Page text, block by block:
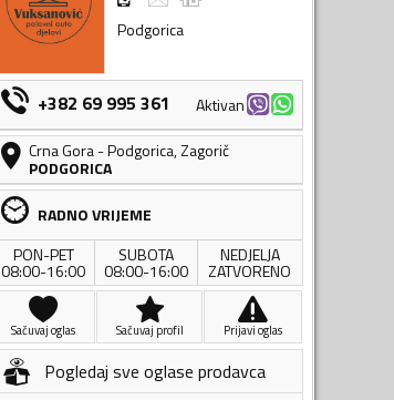
Podgorica
+382 69 995 361
Aktivan
Crna Gora-Podgorica,Zagorič
PODGORICA
RADNO VRIJEME
PON-PET
08:00-16:00
SUBOTA
08:00-16:00
NEDJELJA
ZATVORENO
Sačuvaj oglas Sačuvaj profil Prijavi oglas
Pogledaj sve oglase prodavca